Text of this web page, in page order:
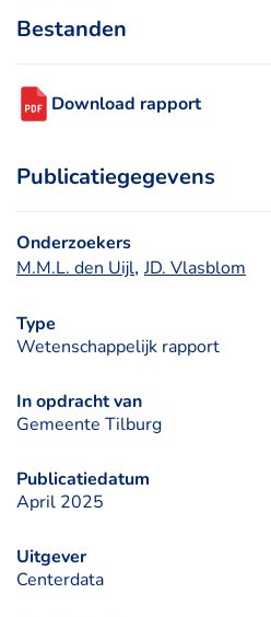
Bestanden
Download rapport
Publicatiegegevens
Onderzoekers
M.M.L. den Uijl, JD. Vlasblom
Type
Wetenschappelijk rapport
In opdracht van
Gemeente Tilburg
Publicatiedatum
April 2025
Uitgever
Centerdata